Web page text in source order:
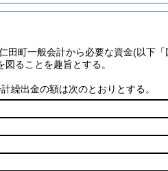
田町一般会計から必要な資金(以下「
ることを趣旨とする。
繰出金の額は次のとおりとする。